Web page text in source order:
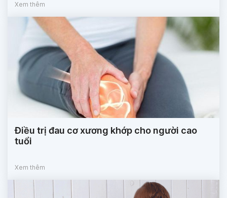
Xem thêm
Điều trị đau cơ xương khớp cho người cao
tuổi
Xem thêm